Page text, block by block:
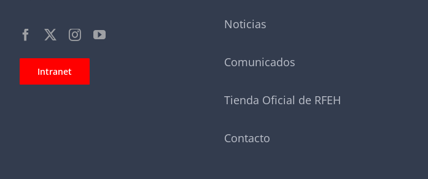
Intranet
Noticias
Comunicados
Tienda Oficial de RFEH
Contacto